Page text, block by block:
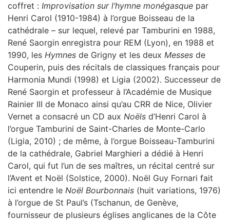
coffret : Improvisation sur l’hymne monégasque par
Henri Carol (1910-1984) à l’orgue Boisseau de la
cathédrale – sur lequel, relevé par Tamburini en 1988,
René Saorgin enregistra pour REM (Lyon), en 1988 et
1990, les Hymnes de Grigny et les deux Messes de
Couperin, puis des récitals de classiques français pour
Harmonia Mundi (1998) et Ligia (2002). Successeur de
René Saorgin et professeur à l’Académie de Musique
Rainier III de Monaco ainsi qu’au CRR de Nice, Olivier
Vernet a consacré un CD aux Noëls d’Henri Carol à
l’orgue Tamburini de Saint-Charles de Monte-Carlo
(Ligia, 2010) ; de même, à l’orgue Boisseau-Tamburini
de la cathédrale, Gabriel Marghieri a dédié à Henri
Carol, qui fut l’un de ses maîtres, un récital centré sur
l’Avent et Noël (Solstice, 2000). Noël Guy Fornari fait
ici entendre le Noël Bourbonnais (huit variations, 1976)
à l’orgue de St Paul’s (Tschanun, de Genève,
fournisseur de plusieurs églises anglicanes de la Côte